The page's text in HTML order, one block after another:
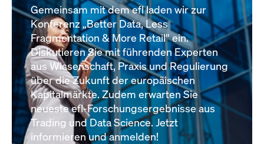
Gemeinsam mit dem efl laden wir zur
Konferenz „Better Data, Less
Fragmentation & More Retail“ ein.
Diskutieren Sie mit führenden Experten
aus Wissenschaft, Praxis und Regulierung
über die Zukunft der europäischen
Kapitalmärkte. Zudem erwarten Sie
neueste efl-Forschungsergebnisse aus
Trading und Data Science. Jetzt
informieren und anmelden!